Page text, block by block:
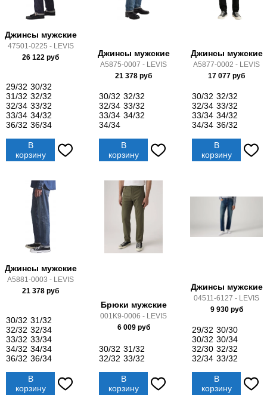
Джинсы мужские
47501-0225 - LEVIS
26 122 руб
29/32 30/32
31/32 32/32
32/34 33/32
33/34 34/32
36/32 36/34
В
корзину
Джинсы мужские
A5875-0007 - LEVIS
21 378 руб
30/32 32/32
32/34 33/32
33/34 34/32
34/34
В
корзину
Джинсы мужские
A5877-0002 - LEVIS
17 077 руб
30/32 32/32
32/34 33/32
33/34 34/32
34/34 36/32
В
корзину
Джинсы мужские
A5881-0003 - LEVIS
21 378 руб
30/32 31/32
32/32 32/34
33/32 33/34
34/32 34/34
36/32 36/34
В
корзину
Брюки мужские
001K9-0006 - LEVIS
6 009руб
30/32 31/32
32/32 33/32
В
корзину
Джинсы мужские
04511-6127 - LEVIS
9 930руб
29/32 30/30
30/32 30/34
32/30 32/32
32/34 33/32
В
корзину